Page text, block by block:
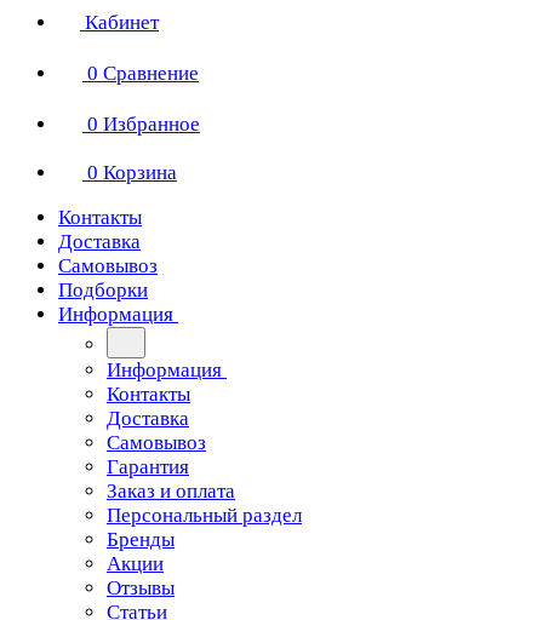
Кабинет
0 Сравнение
0 Избранное
0 Корзина
Контакты
Доставка
Самовывоз
Подборки
Информация
Информация
Контакты
Доставка
Самовывоз
Гарантия
Заказ и оплата
Персональный раздел
Бренды
Акции
Отзывы
Статьи